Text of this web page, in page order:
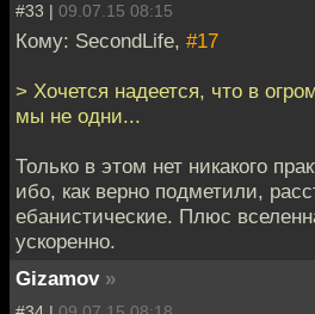
#33 | 09.07.15 08:15
Кому: SecondLife, #17
> Хочется надеется, что в
мы не одни...
Только в этом нет никакого
ибо, как верно подметили,
ебанистические. Плюс
ускоренно.
Gizamov »